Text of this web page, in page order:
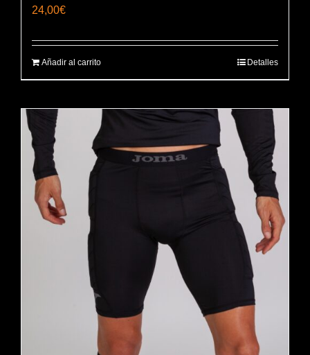
24,00€
Añadir al carrito Detalles